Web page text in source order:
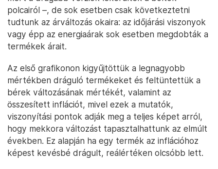
polcairól –, de sok esetben csak következtetni
tudtunk az árváltozás okaira: az időjárási viszonyok
vagy épp az energiaárak sok esetben megdobták a
termékek árait.
Az első grafikonon kigyűjtöttük a legnagyobb
mértékben dráguló termékeket és feltüntettük a
bérek változásának mértékét, valamint az
összesített inflációt, mivel ezek a mutatók,
viszonyítási pontok adják meg a teljes képet arról,
hogy mekkora változást tapasztalhattunk az elmúlt
években. Ez alapján ha egy termék az inflációhoz
képest kevésbé drágult, reálértéken olcsóbb lett.